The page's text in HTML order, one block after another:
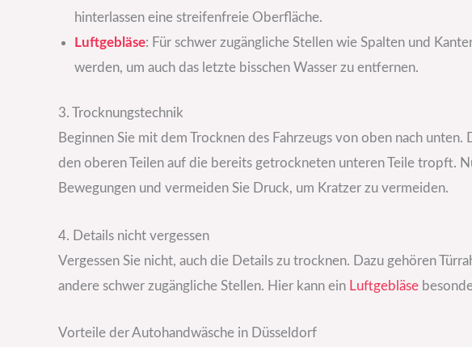
hinterlassen eine streifenfreie Oberfläche.
Luftgebläse: Für schwer zugängliche Stellen wie Spalten und
werden, um auch das letzte bisschen Wasser zu entfernen.
3. Trocknungstechnik
Beginnen Sie mit dem Trocknen des Fahrzeugs von oben nach unten.
den oberen Teilen auf die bereits getrockneten unteren Teile tropft.
Bewegungen und vermeiden Sie Druck, um Kratzer zu vermeiden.
4. Details nicht vergessen
Vergessen Sie nicht, auch die Details zu trocknen. Dazu gehören
andere schwer zugängliche Stellen. Hier kann ein Luftgebläse
Vorteile der Autohandwäsche in Düsseldorf